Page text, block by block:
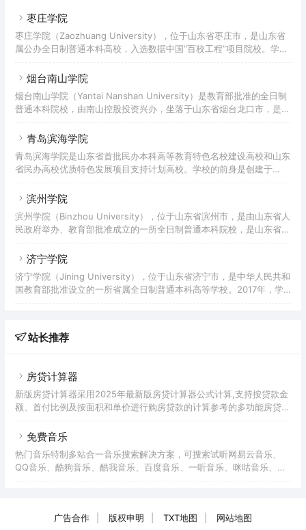
东省妇女干部学校，1987年更名为中国妇女管理干部学院山东分院，
更名为山东女子学院。截至2021年9月，学校有市中玉函校区和长清大
学科技园校区，总占地面积1100余亩，建筑面积28万平方米；建有实
枣庄学院
枣庄学院（Zaozhuang University），位于山东省枣庄市，是山东省
属公办全日制普通本科高校，入选数据中国“百校工程”项目院校。学校
批准成立枣庄师范专科学校，2004年5月经教育部批准改建为全日制普
单位。截至2021年12月，学校现有市中、新城两个校区，市中校区占
地1142亩，校舍面积42万平方米；正在建设的新城校区占地1885亩，
烟台南山学院
烟台南山学院（Yantai Nanshan University）是教育部批准的全日制
普通本科院校，由南山控股投资兴办，坐落于山东省烟台龙口市，是山
业高中。1992年更名为龙口市南山职业中等专业学校。1996年更名为
南山职业培训学院。1998年更名为南山职业专修学院。2000年更名为
南山职业技术学院；2005年升本并更名为烟台南山学院。2009年具备
学士学位授予权，2015年通过教育部合格评估。2017年被山东省人民
青岛滨海学院
青岛滨海学院是山东省首批民办本科高等教育特色名校建设高校和山东
省民办高校优质特色发展项目支持计划高校。学校的前身是创建于
青岛经济技术开发区职业中等院校、私立青岛远东职业技术专修学院、
民办青岛远东职业技术学院、民办青岛滨海职业学院，2005年3月成立
青岛滨海学院。据2021年7月学校官网显示，学校占地1200余亩，建
筑总面积93.5万平方米，教学仪器设备总值1.97亿元，总资产50亿余
滨州学院
滨州学院（Binzhou University），位于山东省滨州市，是由山东省人
民政府举办、教育部批准成立的一所全日制普通本科院校，是山东省硕
校；1983年更名为滨州师范专科学校；2004年5月，经教育部批准，
改建为滨州学院。2021年1月，学校获批山东省应用型本科高校建设首
批支持单位。2021年10月，学校正式成为硕士学位授予单位。截至
2022年6月，学校校园占地面积131.30万㎡，校舍建筑面积72.2万
济宁学院
济宁学院（Jining University），位于山东省济宁市，是中华人民共和
国教育部批准设立的一所省属全日制普通本科高等学校。2017年，学
国务院批准为全日制普通高等专科学校。1998年7月，济宁教育学院并
站长推荐
房贷计算器
新版房贷计算器采用2025年最新版房贷计算器公式计算,支持按贷款金
额、首付比例及按面积和单价进行购房贷款的计算参考的多功能房贷计
贷款利率、首付、月供明细等提供计算参考。
免费音乐
热门音乐特制多站合一音乐搜索解决方案，可搜索试听网易云音乐、
QQ音乐、酷狗音乐、酷我音乐、百度音乐、一听音乐、咪咕音乐、荔
广告合作 版权申明 TXT地图 网站地图